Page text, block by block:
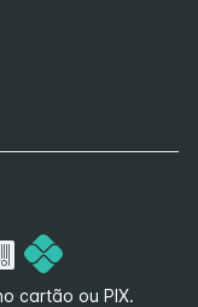
cartão ou PIX.